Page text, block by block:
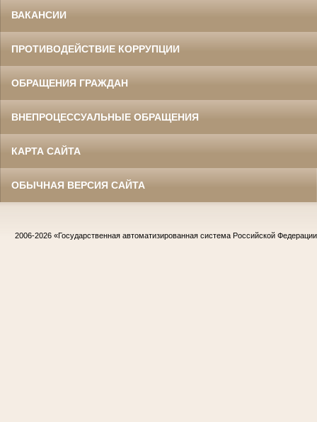
ВАКАНСИИ
ПРОТИВОДЕЙСТВИЕ КОРРУПЦИИ
ОБРАЩЕНИЯ ГРАЖДАН
ВНЕПРОЦЕССУАЛЬНЫЕ ОБРАЩЕНИЯ
КАРТА САЙТА
ОБЫЧНАЯ ВЕРСИЯ САЙТА
2006-2026 «Государственная автоматизированная система Российской